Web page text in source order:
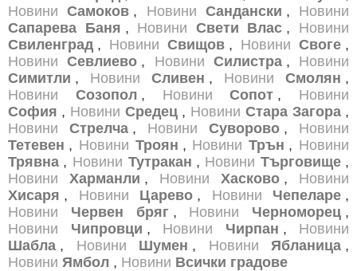
Новини
Самоков , Новини Сандански , Новини
Сапарева Баня , Новини Свети Влас , Новини
Свиленград , Новини Свищов , Новини Своге ,
Новини
Севлиево , Новини Силистра , Новини
Симитли , Новини Сливен , Новини Смолян ,
Новини
Созопол , Новини Сопот , Новини
София , Новини Средец , Новини Стара Загора ,
Новини
Стрелча , Новини Суворово , Новини
Тетевен , Новини Троян , Новини Трън , Новини
Трявна , Новини Тутракан , Новини Търговище ,
Новини
Харманли , Новини Хасково , Новини
Хисаря , Новини Царево , Новини Чепеларе ,
Новини
Червен бряг , Новини Черноморец ,
Новини
Чипровци , Новини Чирпан , Новини
Шабла , Новини Шумен , Новини Ябланица ,
Новини Ямбол , Новини Всички градове